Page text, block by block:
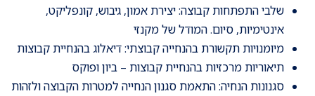
שלבי התפתחות קבוצה: יצירת אמון, גיבוש, קונפליקט,
אינטימיות, סיום. המודל של מקנזי
מיומנויות תקשורת בהנחייה קבוצתי: דיאלוג בהנחיית קבוצות
תיאוריות מרכזיות בהנחיית קבוצות – ביון ופוקס
סגנונות הנחיה: התאמת סגנון הנחייה למטרות הקבוצה ולזהות